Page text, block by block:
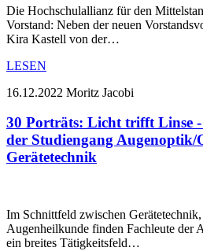
Die Hochschulallianz für den
Vorstand: Neben der neuen
Kira Kastell von der…
LESEN
16.12.2022 Moritz Jacobi
30 Porträts: Licht trifft Linse
der Studiengang Augenoptik/
Gerätetechnik
Im Schnittfeld zwischen
Augenheilkunde finden Fachleute der
ein breites Tätigkeitsfeld…